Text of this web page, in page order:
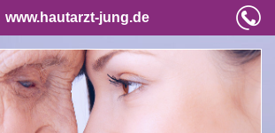
www.hautarzt-jung.de